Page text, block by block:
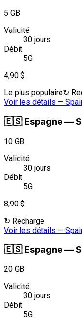
5 GB
Validité
30 jours
Débit
5G
4,90 $
Le plus populaire↻
Voir les détails —
🇪🇸 Espagne—
10 GB
Validité
30 jours
Débit
5G
8,90 $
↻ Recharge
Voir les détails —
🇪🇸 Espagne—
20 GB
Validité
30 jours
Débit
5G